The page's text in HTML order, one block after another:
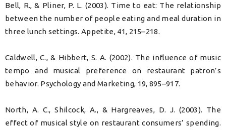
Bell, R., & Pliner, P. L. (2003). Time to eat: The relationship
between the number of people eating and meal duration in
three lunch settings. Appetite, 41, 215–218.
Caldwell, C., & Hibbert, S. A. (2002). The influence of music
tempo and musical preference on restaurant patron’s
behavior. Psychology and Marketing, 19, 895–917.
North, A. C., Shilcock, A., & Hargreaves, D. J. (2003). The
effect of musical style on restaurant consumers’ spending.